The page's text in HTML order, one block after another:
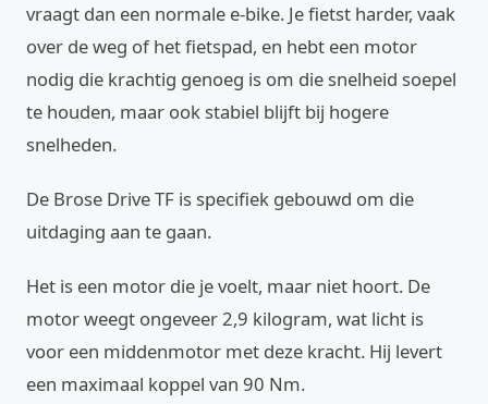
vraagt dan een normale e-bike. Je fietst harder, vaak
over de weg of het fietspad, en hebt een motor
nodig die krachtig genoeg is om die snelheid soepel
te houden, maar ook stabiel blijft bij hogere
snelheden.
De Brose Drive TF is specifiek gebouwd om die
uitdaging aan te gaan.
Het is een motor die je voelt, maar niet hoort. De
motor weegt ongeveer 2,9 kilogram, wat licht is
voor een middenmotor met deze kracht. Hij levert
een maximaal koppel van 90 Nm.